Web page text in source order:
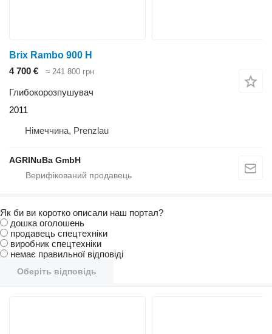
Brix Rambo 900 H
4 700 €
≈ 241 800 грн
Глибокорозпушувач
2011
Німеччина, Prenzlau
AGRINuBa GmbH
Як би ви коротко описали наш портал?
дошка оголошень
продавець спецтехніки
виробник спецтехніки
немає правильної відповіді
Оберіть відповідь